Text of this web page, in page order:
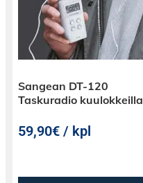
Sangean DT-120
Taskuradio kuulokkeilla
59,90€ / kpl